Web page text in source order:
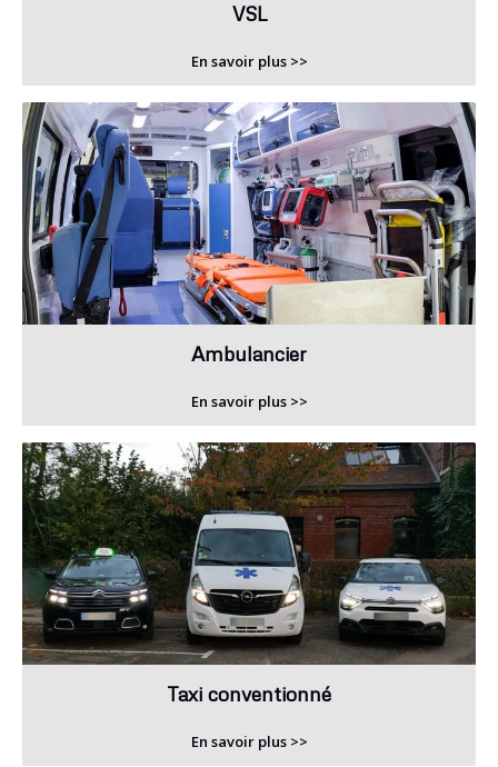
VSL
En savoir plus >>
Ambulancier
En savoir plus >>
Taxi conventionné
En savoir plus >>